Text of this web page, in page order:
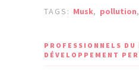
TAGS: Musk, pollution,
PROFESSIONNELS
DÉVELOPPEMENT